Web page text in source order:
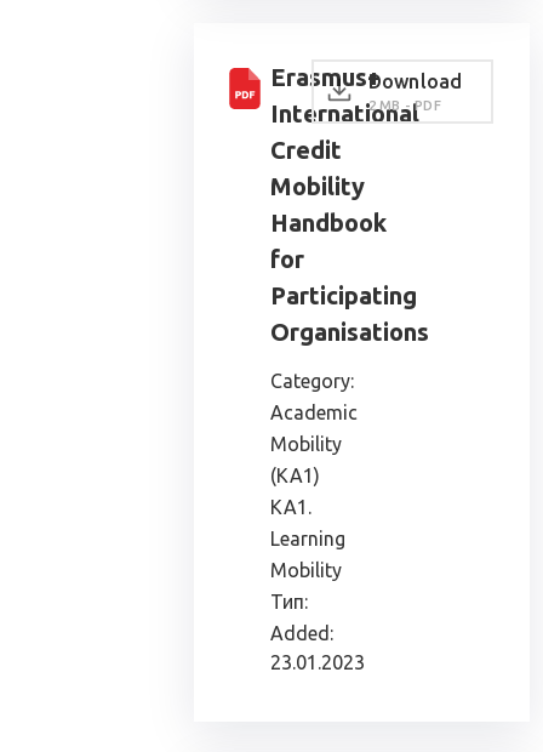
Erasmus+
International
Credit
Mobility
Handbook
for
Participating
Organisations
Category:
Academic
Mobility
(KA1)
KA1.
Learning
Mobility
Тип:
Added:
23.01.2023
Download
2 MB - PDF